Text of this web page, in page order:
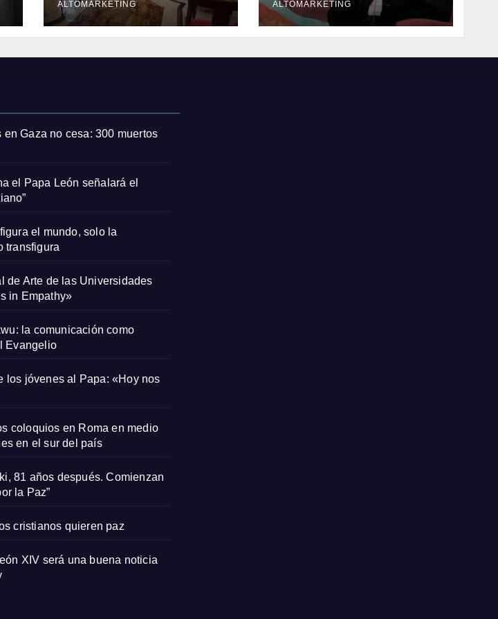
ALTOMARKETING
in Empathy»
ALTOMARKETING
en Gaza no cesa: 300 muertos
el Papa León señalará el
el mundo, solo la
transfigura
de Arte de las Universidades
in Empathy»
la comunicación como
Evangelio
los jóvenes al Papa: «Hoy nos
coloquios en Roma en medio
en el sur del país
81 años después. Comienzan
la Paz”
cristianos quieren paz
XIV será una buena noticia